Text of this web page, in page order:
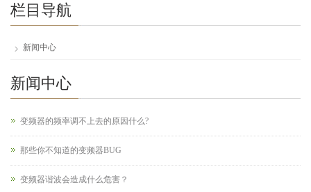
栏目导航
新闻中心
新闻中心
变频器的频率调不上去的原因什么?
那些你不知道的变频器BUG
变频器谐波会造成什么危害？